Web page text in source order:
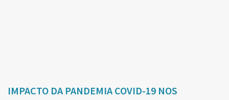
IMPACTO DA PANDEMIA COVID-19 NOS